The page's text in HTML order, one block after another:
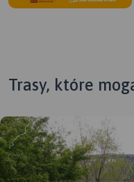
Trasy, które